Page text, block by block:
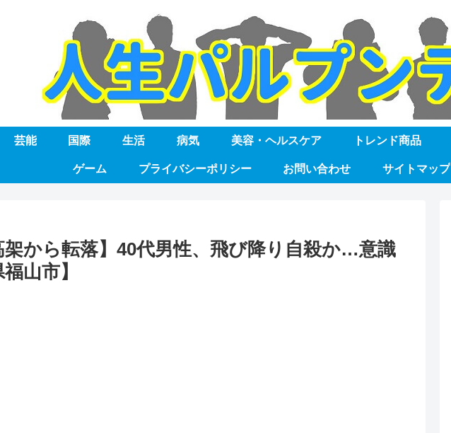
芸能 国際 生活 病気 美容・ヘルスケア トレンド商品
ゲーム プライバシーポリシー お問い合わせ サイトマップ
架から転落】40代男性、飛び降り自殺か…意識
山市】